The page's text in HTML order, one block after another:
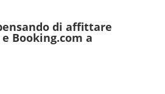
di affittare
Booking.com a